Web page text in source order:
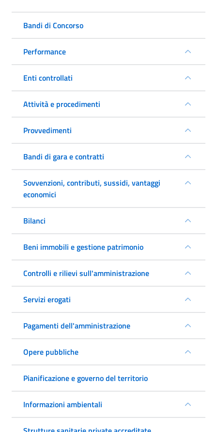
Bandi di Concorso
Performance
Enti controllati
Attività e procedimenti
Provvedimenti
Bandi di gara e contratti
Sovvenzioni, contributi, sussidi, vantaggi
economici
Bilanci
Beni immobili e gestione patrimonio
Controlli e rilievi sull'amministrazione
Servizi erogati
Pagamenti dell'amministrazione
Opere pubbliche
Pianificazione e governo del territorio
Informazioni ambientali